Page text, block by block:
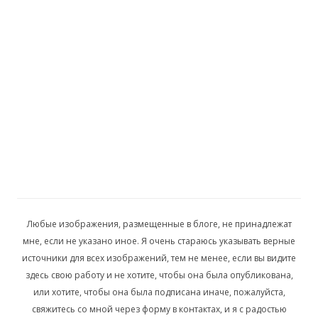
Любые изображения, размещенные в блоге, не принадлежат
мне, если не указано иное. Я очень стараюсь указывать верные
источники для всех изображений, тем не менее, если вы видите
здесь свою работу и не хотите, чтобы она была опубликована,
или хотите, чтобы она была подписана иначе, пожалуйста,
свяжитесь со мной через форму в контактах, и я с радостью